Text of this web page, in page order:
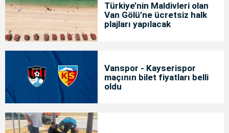
Türkiye’nin Maldivleri olan
Van Gölü’ne ücretsiz halk
plajları yapılacak
Vanspor - Kayserispor
maçının bilet fiyatları belli
oldu